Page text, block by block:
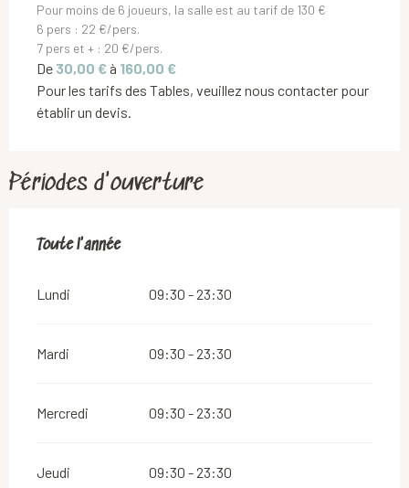
Pour moins de 6 joueurs, la salle est au tarif de 130 €
6 pers : 22 €/pers.
7 pers et + : 20 €/pers.
De 30,00 € à 160,00 €
Pour les tarifs des Tables, veuillez nous contacter pour
établir un devis.
Périodes d'ouverture
Toute l'année
Toute l'année
Lundi 09:30 - 23:30
Mardi 09:30 - 23:30
Mercredi 09:30 - 23:30
Jeudi 09:30 - 23:30